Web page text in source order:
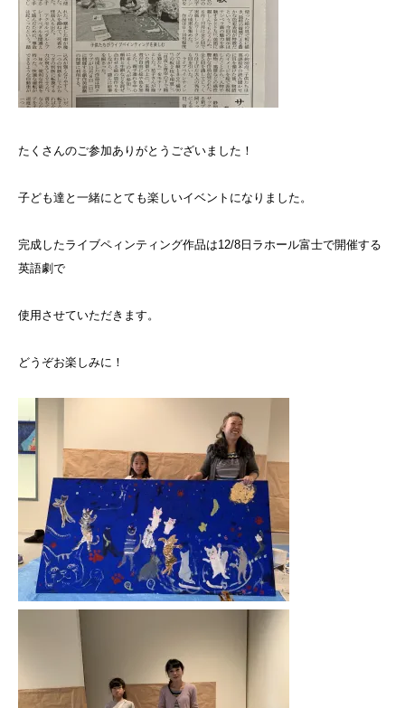
たくさんのご参加ありがとうございました！
子ども達と一緒にとても楽しいイベントになりました。
完成したライブペィンティング作品は12/8日ラホール富士で開催する
英語劇で
使用させていただきます。
どうぞお楽しみに！